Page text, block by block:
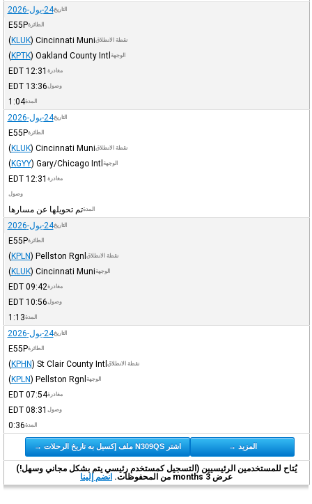
التاريخ24-يول-2026
الطائرةE55P
نقطة الانطلاقCincinnati Muni
(KLUK)
الوجهة Oakland County Intl
(KPTK)
مغادرة 12:31
EDT
وصول 13:36
EDT
المدة1:04
التاريخ24-يول-2026
الطائرةE55P
نقطة الانطلاقCincinnati Muni
(KLUK)
الوجهة Gary/Chicago Intl
(KGYY)
مغادرة 12:31
EDT
وصول
المدةتم تحويلها عن مسارها
التاريخ24-يول-2026
الطائرةE55P
نقطة الانطلاق Pellston Rgnl
(KPLN)
الوجهةCincinnati Muni
(KLUK)
مغادرة09:42
EDT
وصول 10:56
EDT
المدة1:13
التاريخ24-يول-2026
الطائرةE55P
نقطة الانطلاق St Clair County Intl
(KPHN)
الوجهة Pellston Rgnl
(KPLN)
مغادرة07:54
EDT
وصول 08:31
EDT
المدة0:36
المزيد → اشتر N309QS ملف إكسيل به تاريخ الرحلات →
يُتاح للمستخدمين الرئيسيين (التسجيل كمستخدم رئيسي يتم بشكل مجاني وسهل!)
عرض 3 months من المحفوظات.
انضم إلينا